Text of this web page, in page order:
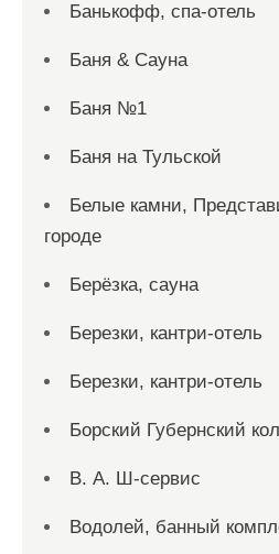
Банькофф, спа-отель
Баня & Сауна
Баня №1
Баня на Тульской
Белые камни,
городе
Берёзка, сауна
Березки, кантри-отель
Березки, кантри-отель
Борский Губернский
В. А. Ш-сервис
Водолей, банный